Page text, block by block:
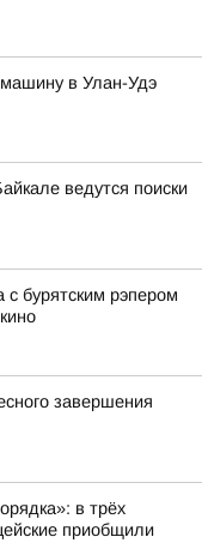
в Улан-Удэ
ведутся поиски
бурятским рэпером
завершения
в трёх
приобщили